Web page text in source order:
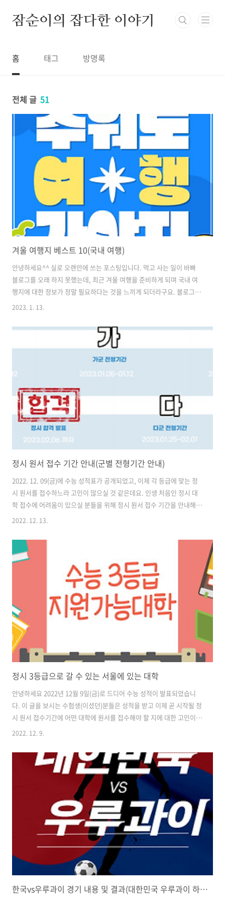
잠순이의 잡다한 이야기
홈 태그 방명록
전체 글 51
겨울 여행지 베스트 10(국내 여행)
안녕하세요^^ 실로 오랜만에 쓰는 포스팅입니다. 먹고 사는 일이 바빠
블로그를 오래 하지 못했는데, 최근 겨울 여행을 준비하게 되며 국내 여
행지에 대한 정보가 정말 필요하다는 것을 느끼게 되더라구요. 블로그를
통해 내가 가고 싶었던, 찾아보았던 국내 여행지를 공유해보면 좋을 것
그래도 꼭 여행을 가고 싶은 여러분들을 위해 겨울 여행지 베스트 10을
추천드리려 합니다. 1. 부산 먼저, 겨울 여행지로 절대 빼놓을 수 없는 곳,
부산인데요. 겨울이지만 비교적 따뜻한 기온을 가진 곳으로 겨울 여행 장
소로 가장 많이 가고, 사랑하는 여행지입니다. 저도 이번 설을 활용하여
부산을 가게 되는데요. 부산으로 여행 갔을 때 갈만한 몇 가지 장소 ..
2023. 1. 13.
정시 원서 접수 기간 안내(군별 전형기간 안내)
2022. 12. 09(금)에 수능 성적표가 공개되었고, 이제 각 등급에 맞는 정
시 원서를 접수하느라 고민이 많으실 것 같은데요. 인생 처음인 정시 대
학 접수에 어려움이 있으실 분들을 위해 정시 원서 접수 기간을 안내해드
리고자 합니다. 먼저 원서 접수기간을 알아볼까요? 1. 원서 접수 먼저 정
년 1월 2월 사이에 접수됩니다. 생각보다 짧은 기간이니 이 때까지 자신
의 등급을 보고 잘 판단하여 전략적으로 정시 접수를 준비하시는 것이 필
요할 것입니다. 기억하셔야 할 것은 '모든 전형(가,나,다 군)'이 이 때 접
수라는 것입니다. 잊지 마시고 꼭 이 때 접수하셔야 합니다! 2. 군별 전형
기간 다음은 각 군별 전형기간입니다. 보시는 바와..
2022. 12. 13.
정시 3등급으로 갈 수 있는 서울에 있는 대학
안녕하세요 2022년 12월 9일(금)로 드디어 수능 성적이 발표되었습니
다. 이 글을 보시는 수험생(이셨던)분들은 성적을 받고 이제 곧 시작될 정
시 원서 접수기간에 어떤 대학에 원서를 접수해야 할 지에 대한 고민이
있으실 것 같은데요 어떤 성적을 받아보셨든 그동안 너무나 수고하셨습
울 내 대학 및 경기권 대학에 대해서 알아보도록 하겠습니다. 먼저 자연
계열입니다. 정시 3등급(자연계열) 인서울 광운대(서울 노원구) 상명대
(서울 종로구) 명지대(서울 서대문구) 서울여대(서울 노원구) 경기도권
가천대(경기도 성남) 가톨릭대(경기도 부천) 인천대(인천 연수구) 인하대
(인천 미추홀구) 정시 3등급(문과계열) 다음은 문과계열 정시 3등급으로
2022. 12. 9.
한국vs우루과이 경기 내용 및 결과(대한민국 우루과이 하이라이트)